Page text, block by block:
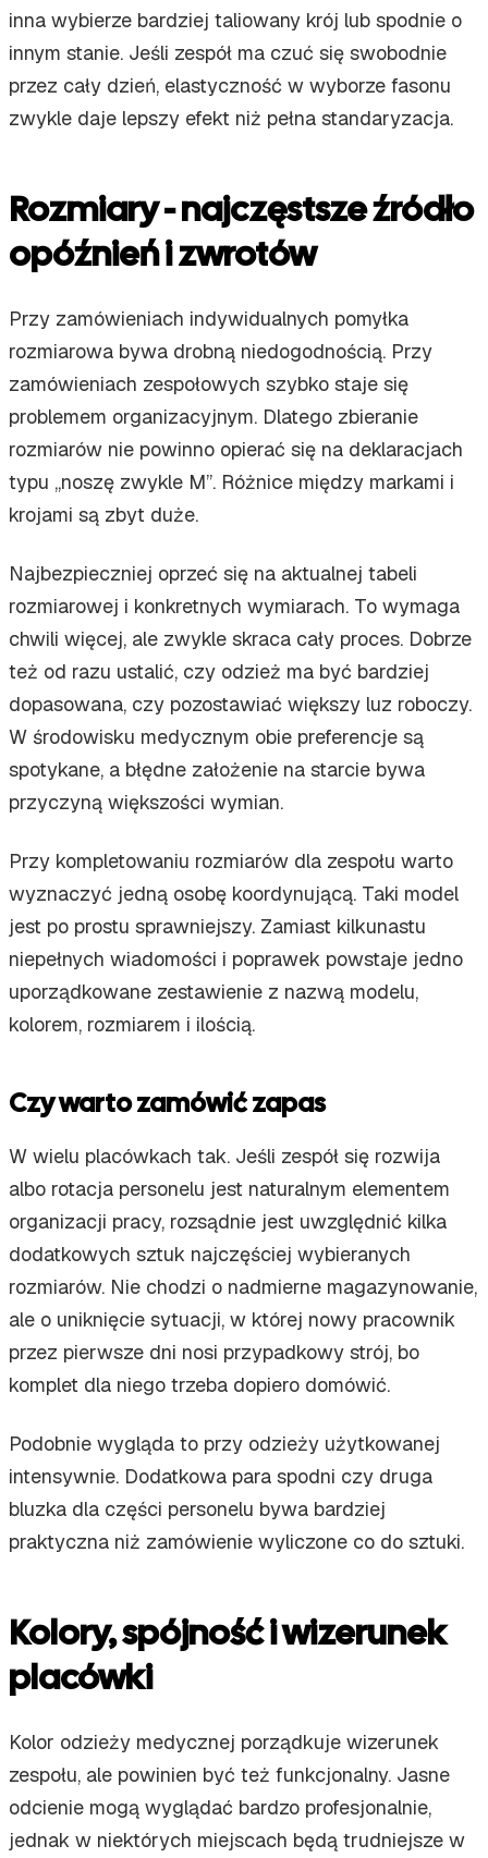
inna wybierze bardziej taliowany krój lub spodnie o
innym stanie. Jeśli zespół ma czuć się swobodnie
przez cały dzień, elastyczność w wyborze fasonu
zwykle daje lepszy efekt niż pełna standaryzacja.
Rozmiary - najczęstsze źródło
opóźnień i zwrotów
Przy zamówieniach indywidualnych pomyłka
rozmiarowa bywa drobną niedogodnością. Przy
zamówieniach zespołowych szybko staje się
problemem organizacyjnym. Dlatego zbieranie
rozmiarów nie powinno opierać się na deklaracjach
typu „noszę zwykle M”. Różnice między markami i
krojami są zbyt duże.
Najbezpieczniej oprzeć się na aktualnej tabeli
rozmiarowej i konkretnych wymiarach. To wymaga
chwili więcej, ale zwykle skraca cały proces. Dobrze
też od razu ustalić, czy odzież ma być bardziej
dopasowana, czy pozostawiać większy luz roboczy.
W środowisku medycznym obie preferencje są
spotykane, a błędne założenie na starcie bywa
przyczyną większości wymian.
Przy kompletowaniu rozmiarów dla zespołu warto
wyznaczyć jedną osobę koordynującą. Taki model
jest po prostu sprawniejszy. Zamiast kilkunastu
niepełnych wiadomości i poprawek powstaje jedno
uporządkowane zestawienie z nazwą modelu,
kolorem, rozmiarem i ilością.
Czy warto zamówić zapas
W wielu placówkach tak. Jeśli zespół się rozwija
albo rotacja personelu jest naturalnym elementem
organizacji pracy, rozsądnie jest uwzględnić kilka
dodatkowych sztuk najczęściej wybieranych
rozmiarów. Nie chodzi o nadmierne magazynowanie,
ale o uniknięcie sytuacji, w której nowy pracownik
przez pierwsze dni nosi przypadkowy strój, bo
komplet dla niego trzeba dopiero domówić.
Podobnie wygląda to przy odzieży użytkowanej
intensywnie. Dodatkowa para spodni czy druga
bluzka dla części personelu bywa bardziej
praktyczna niż zamówienie wyliczone co do sztuki.
Kolory, spójność i wizerunek
placówki
Kolor odzieży medycznej porządkuje wizerunek
zespołu, ale powinien być też funkcjonalny. Jasne
odcienie mogą wyglądać bardzo profesjonalnie,
jednak w niektórych miejscach będą trudniejsze w